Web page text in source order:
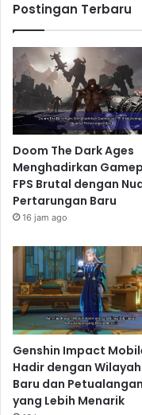
Postingan Terbaru
Doom The Dark Ages
Menghadirkan
FPS Brutal dengan
Pertarungan Baru
16 jam ago
Genshin Impact
Hadir dengan Wilayah
Baru dan Petualangan
yang Lebih Menarik